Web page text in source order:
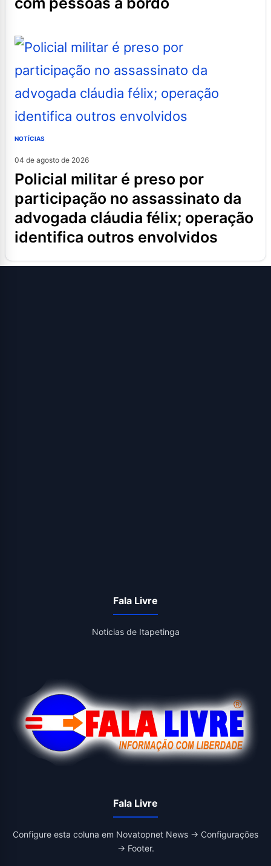
NOTÍCIAS
04 de agosto de 2026
policial militar é preso por
participação no assassinato da
advogada cláudia félix; operação
identifica outros envolvidos
Fala Livre
Noticias de Itapetinga
Fala Livre
Configure esta coluna em Novatopnet News → Configurações
→ Footer.